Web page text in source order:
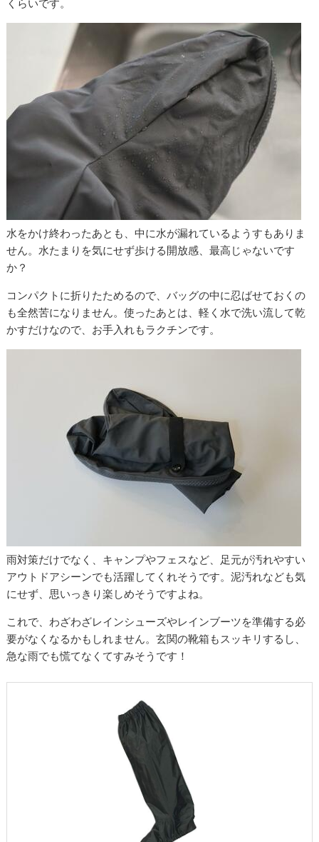
くらいです。
水をかけ終わったあとも、中に水が漏れているようすもありま
せん。水たまりを気にせず歩ける開放感、最高じゃないです
か？
コンパクトに折りたためるので、バッグの中に忍ばせておくの
も全然苦になりません。使ったあとは、軽く水で洗い流して乾
かすだけなので、お手入れもラクチンです。
雨対策だけでなく、キャンプやフェスなど、足元が汚れやすい
アウトドアシーンでも活躍してくれそうです。泥汚れなども気
にせず、思いっきり楽しめそうですよね。
これで、わざわざレインシューズやレインブーツを準備する必
要がなくなるかもしれません。玄関の靴箱もスッキリするし、
急な雨でも慌てなくてすみそうです！